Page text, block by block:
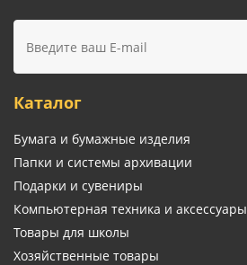
Каталог
Бумага и бумажные изделия
Папки и системы архивации
Подарки и сувениры
Компьютерная техника и аксессуары
Товары для школы
Хозяйственные товары